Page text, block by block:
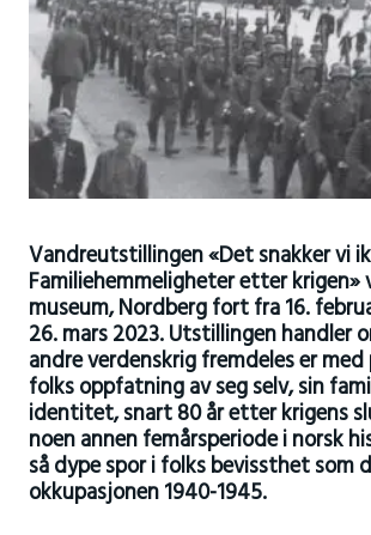
Vandreutstillingen «Det snakker vi
Familiehemmeligheter etter krigen»
museum, Nordberg fort fra 16.
26. mars 2023. Utstillingen handler
andre verdenskrig fremdeles er
folks oppfatning av seg selv, sin
identitet, snart 80 år etter krigens
noen annen femårsperiode i norsk
så dype spor i folks bevissthet som
okkupasjonen 1940-1945.